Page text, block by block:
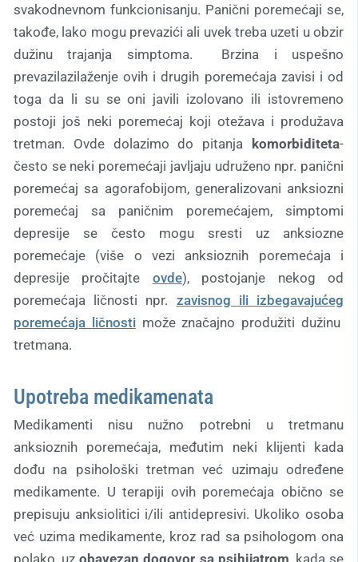
svakodnevnom funkcionisanju. Panični poremećaji se,
takođe, lako mogu prevazići ali uvek treba uzeti u obzir
dužinu trajanja simptoma. Brzina i uspešno
prevazilazilaženje ovih i drugih poremećaja zavisi i od
toga da li su se oni javili izolovano ili istovremeno
postoji još neki poremećaj koji otežava i produžava
tretman. Ovde dolazimo do pitanja komorbiditeta-
često se neki poremećaji javljaju udruženo npr. panični
poremećaj sa agorafobijom, generalizovani anksiozni
poremećaj sa paničnim poremećajem, simptomi
depresije se često mogu sresti uz anksiozne
poremećaje (više o vezi anksioznih poremećaja i
depresije pročitajte ovde), postojanje nekog od
poremećaja ličnosti npr. zavisnog ili izbegavajućeg
poremećaja ličnostimože značajno produžiti dužinu
tretmana.
Upotreba medikamenata
Medikamenti nisu nužno potrebni u tretmanu
anksioznih poremećaja, međutim neki klijenti kada
dođu na psihološki tretman već uzimaju određene
medikamente. U terapiji ovih poremećaja obično se
prepisuju anksiolitici i/ili antidepresivi. Ukoliko osoba
već uzima medikamente, kroz rad sa psihologom ona
polako, uzobavezan dogovor sa psihijatrom , kada se